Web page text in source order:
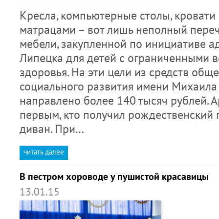
Кресла, компьютерные столы,
матрацами – вот лишь неполный
мебели, закупленной по инициативе
Липецка для детей с ограниченными
здоровья. На эти цели из средств
социального развития имени
направлено более 140 тысяч рублей.
первым, кто получил
диван. При…
читать далее
В пестром хороводе у пушистой красавицы
13.01.15